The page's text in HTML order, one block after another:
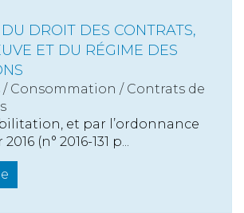
DROIT DES CONTRATS,
ET DU RÉGIME DES
/ Consommation / Contrats de
et par l’ordonnance
(n° 2016-131 p...